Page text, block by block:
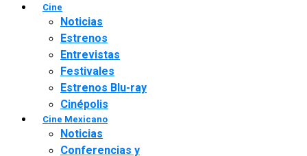
Cine
Noticias
Estrenos
Entrevistas
Festivales
Estrenos Blu-ray
Cinépolis
Cine Mexicano
Noticias
Conferencias y